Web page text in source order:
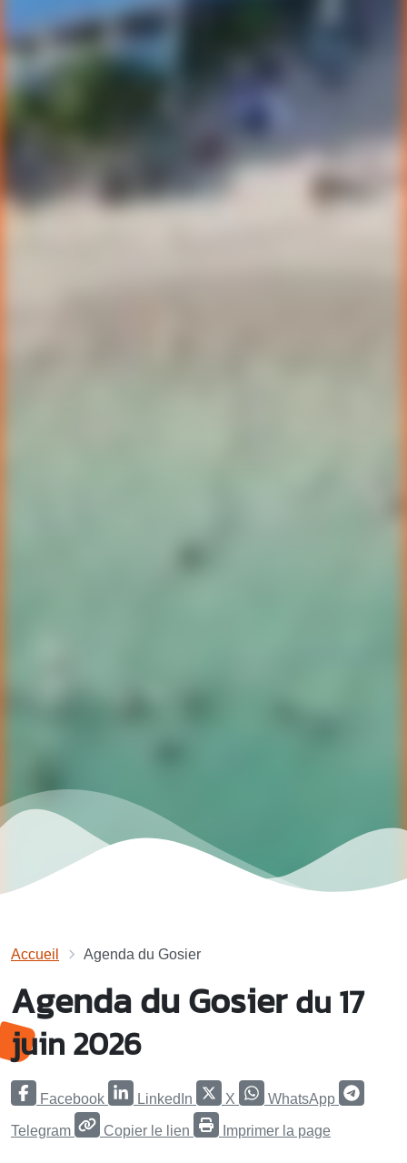
Accueil Agenda du Gosier
Agenda du Gosierdu 17
juin 2026
Facebook LinkedIn X WhatsApp
Telegram Copier le lien Imprimer la page